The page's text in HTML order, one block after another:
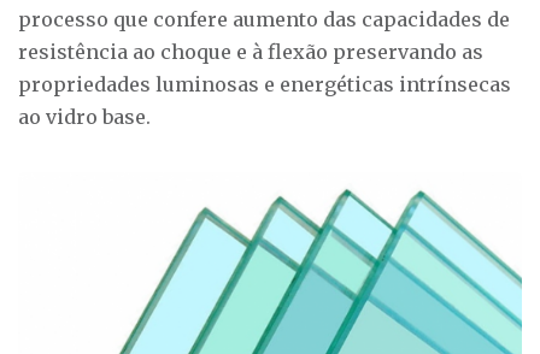
processo que confere aumento das capacidades de
resistência ao choque e à flexão preservando as
propriedades luminosas e energéticas intrínsecas
ao vidro base.